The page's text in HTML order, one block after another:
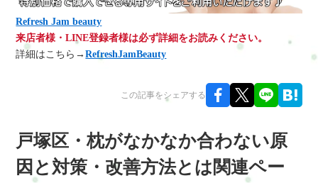
Refresh Jam beauty
来店者様・LINE登録者様は必ず詳細をお読みください。
詳細はこちら→RefreshJamBeauty
この記事をシェアする
戸塚区・枕がなかなか合わない原
因と対策・改善方法とは関連ペー